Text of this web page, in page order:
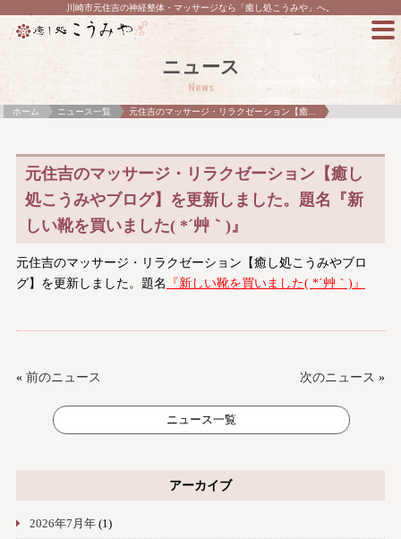
川崎市元住吉の神経整体・マッサージなら「癒し処こうみや」へ。
ニュース
News
ホーム ニュース一覧 元住吉のマッサージ・リラクゼーション【癒...
元住吉のマッサージ・リラクゼーション【癒し
処こうみやブログ】を更新しました。題名『新
しい靴を買いました( *´艸｀)』
元住吉のマッサージ・リラクゼーション【癒し処こうみやブロ
グ】を更新しました。題名
『 新しい靴を買いました( *´艸｀)』
« 前のニュース 次のニュース »
ニュース一覧
アーカイブ
2026年7月年(1)